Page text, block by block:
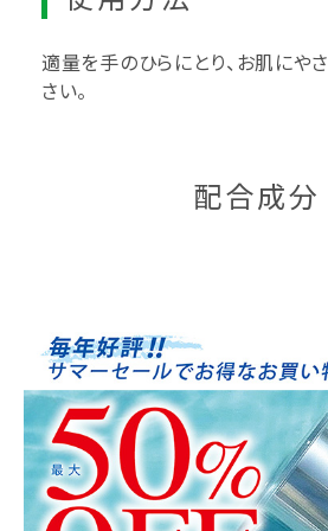
適量を手のひらにとり、お肌にや
さい。
配合成分